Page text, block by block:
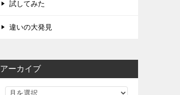
試してみた
違いの大発見
アーカイブ